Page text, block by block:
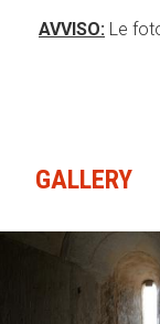
AVVISO: Le
GALLERY